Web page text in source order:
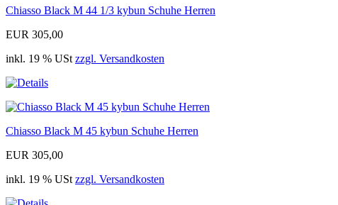
Chiasso Black M 44 1/3 kybun Schuhe Herren
EUR 305,00
inkl. 19 % USt zzgl. Versandkosten
Chiasso Black M 45 kybun Schuhe Herren
EUR 305,00
inkl. 19 % USt zzgl. Versandkosten